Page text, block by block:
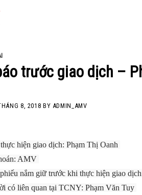
trước giao dịch –
8, 2018 BY ADMIN_AMV
hiện giao dịch: Phạm Thị Oanh
AMV
nắm giữ trước khi thực hiện giao
có liên quan tại TCNY: Phạm Văn Tuy